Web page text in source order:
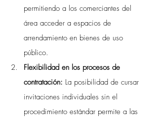
permitiendo a los comerciantes del
área acceder a espacios de
arrendamiento en bienes de uso
público.
Flexibilidad en los procesos de
contratación: La posibilidad de cursar
invitaciones individuales sin el
procedimiento estándar permite a las